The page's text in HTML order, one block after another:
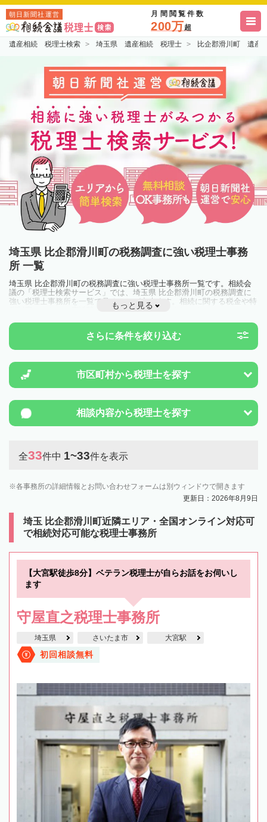
朝日新聞社運営 月間閲覧件数
200万超
遺産相続 税理士検索 埼玉県 遺産相続 税理士 比企郡滑川町 遺産
埼玉県 比企郡滑川町の税務調査に強い税理士事務
所 一覧
埼玉県 比企郡滑川町の税務調査に強い税理士事務所一覧です。相続会
議の「税理士検索サービス」では、埼玉県 比企郡滑川町の税務調査に
強い税理士事務所を一覧で見ることが出来ます。相続に関する税金や特
例制度のことは一度近隣の税理士に相談してみましょう。
もっと見る
さらに条件を絞り込む
市区町村から税理士を探す
相談内容から税理士を探す
全33件中 1~33件を表示
各事務所の詳細情報とお問い合わせフォームは別ウィンドウで開きます
更新日：2026年8月9日
埼玉 比企郡滑川町近隣エリア・全国オンライン対応可
で相続対応可能な税理士事務所
【大宮駅徒歩8分】ベテラン税理士が自らお話をお伺いし
ます
守屋直之税理士事務所
埼玉県 さいたま市 大宮駅
初回相談無料